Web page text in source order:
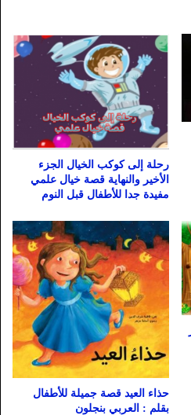
رحلة إلى كوكب الخيال الجزء
الأخير والنهاية قصة خيال علمي
مفيدة جدا للأطفال قبل النوم
حذاء العيد قصة جميلة للأطفال
بقلم : العربي بنجلون